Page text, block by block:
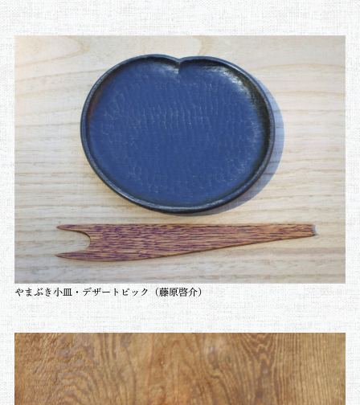
やまぶき小皿・デザートピック （藤原啓介）